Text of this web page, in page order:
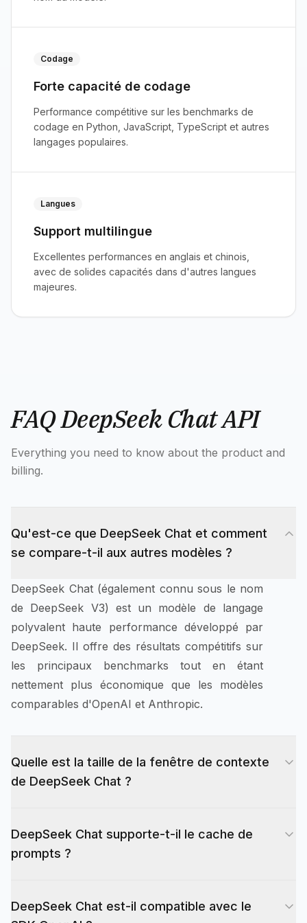
Codage
Forte capacité de codage
Performance compétitive sur les benchmarks de
codage en Python, JavaScript, TypeScript et autres
langages populaires.
Langues
Support multilingue
Excellentes performances en anglais et chinois,
avec de solides capacités dans d'autres langues
majeures.
FAQ DeepSeek Chat API
Everything you need to know about the product and
billing.
Qu'est-ce que DeepSeek Chat et comment
se compare-t-il aux autres modèles ?
DeepSeek Chat (également connu sous le nom
de DeepSeek V3) est un modèle de langage
polyvalent haute performance développé par
DeepSeek. Il offre des résultats compétitifs sur
les principaux benchmarks tout en étant
nettement plus économique que les modèles
comparables d'OpenAI et Anthropic.
Quelle est la taille de la fenêtre de contexte
de DeepSeek Chat ?
contexte de 128K tokens, permettant de traiter
de longs documents, de vastes fichiers de code
DeepSeek Chat supporte-t-il le cache de
prompts ?
prompts, qui réduit les coûts lorsque vous
DeepSeek Chat est-il compatible avec le